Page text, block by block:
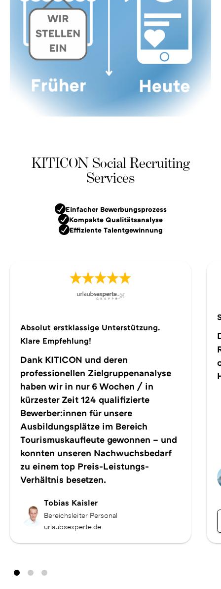
KITICON Social Recruiting
Services
Einfacher Bewerbungsprozess
Kompakte Qualitätsanalyse
Effiziente Talentgewinnung
Absolut erstklassige Unterstützung.
Klare Empfehlung!
Dank KITICON und deren
professionellen Zielgruppenanalyse
haben wir in nur 6 Wochen / in
kürzester Zeit 124 qualifizierte
Bewerber:innen für unsere
Ausbildungsplätze im Bereich
Tourismuskaufleute gewonnen – und
konnten unseren Nachwuchsbedarf
zu einem top Preis-Leistungs-
Verhältnis besetzen.
Tobias Kaisler
Bereichsleiter Personal
urlaubsexperte.de